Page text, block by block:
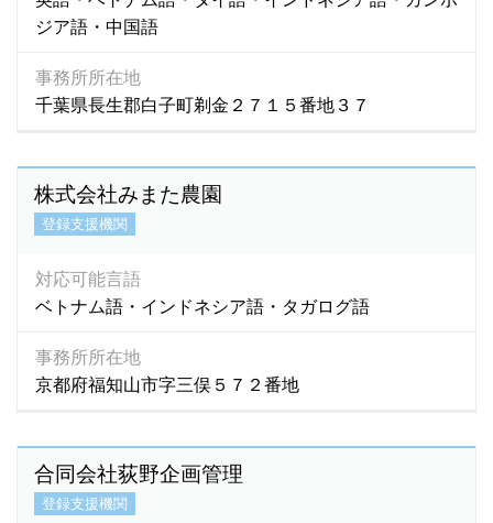
ジア語・中国語
事務所所在地
千葉県長生郡白子町剃金２７１５番地３７
株式会社みまた農園
登録支援機関
対応可能言語
ベトナム語・インドネシア語・タガログ語
事務所所在地
京都府福知山市字三俣５７２番地
合同会社荻野企画管理
登録支援機関